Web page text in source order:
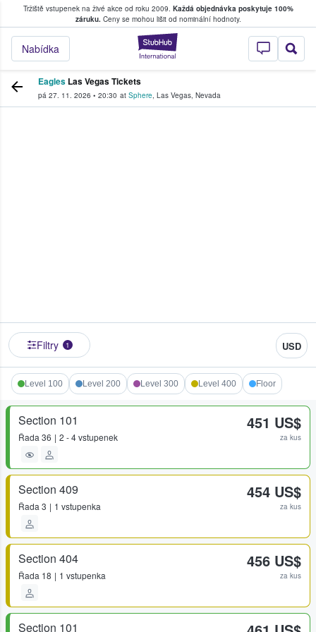
Tržiště vstupenek na živé akce od roku 2009. Každá objednávka poskytuje 100%
záruku.Ceny se mohou lišit od nominální hodnoty.
StubHub –
Nabídka
kde fanoušci kupují a prodávají vstupenky
Eagles Las Vegas Tickets
pá 27. 11. 2026 • 20:30 at Sphere, Las Vegas, Nevada
Filtry 1 USD
Level 100 Level 200 Level 300 Level 400 Floor
Section 101
Řada 36 2 - 4 vstupenek
451 US$
za kus
Section 409
Řada 3 1 vstupenka
454 US$
za kus
Section 404
Řada 18 1 vstupenka
456 US$
za kus
Section 101